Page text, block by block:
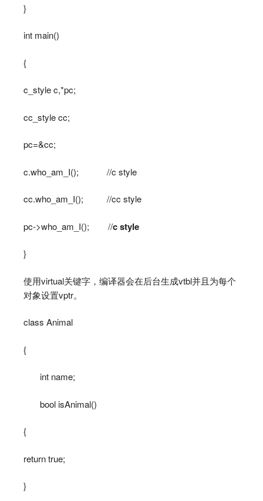
}
int main()
{
c_style c,*pc;
cc_style cc;
pc=&cc;
c.who_am_I(); //c style
cc.who_am_I(); //cc style
pc->who_am_I(); //c style
}
使用virtual关键字，编译器会在后台生成vtbl并且为每个
对象设置vptr。
class Animal
{
int name;
bool isAnimal()
{
return true;
}